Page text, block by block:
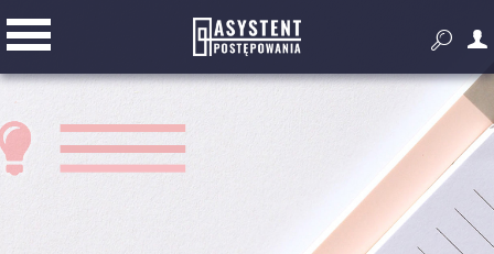
 
Przygotowanie i prowadzenie
Dodatkowe narzędzia do pracy z
zamówieniami publicznymi
Wyszukiwarka zagranicznych